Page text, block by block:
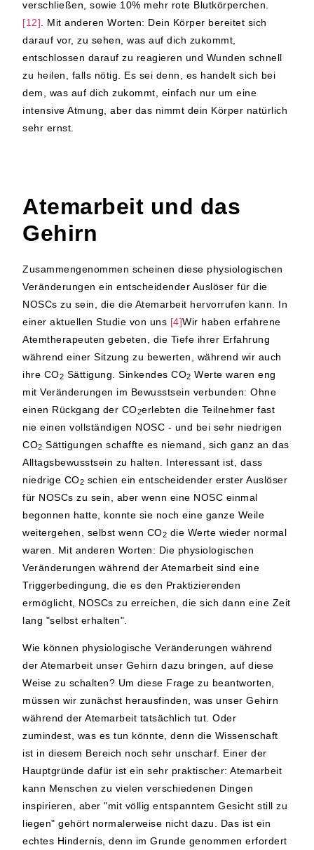
verschließen, sowie 10% mehr rote Blutkörperchen.
[12]. Mit anderen Worten: Dein Körper bereitet sich
darauf vor, zu sehen, was auf dich zukommt,
entschlossen darauf zu reagieren und Wunden schnell
zu heilen, falls nötig. Es sei denn, es handelt sich bei
dem, was auf dich zukommt, einfach nur um eine
intensive Atmung, aber das nimmt dein Körper natürlich
sehr ernst.
Atemarbeit und das
Gehirn
Zusammengenommen scheinen diese physiologischen
Veränderungen ein entscheidender Auslöser für die
NOSCs zu sein, die die Atemarbeit hervorrufen kann. In
einer aktuellen Studie von uns [4]Wir haben erfahrene
Atemtherapeuten gebeten, die Tiefe ihrer Erfahrung
während einer Sitzung zu bewerten, während wir auch
ihre CO2 Sättigung. Sinkendes CO2 Werte waren eng
mit Veränderungen im Bewusstsein verbunden: Ohne
einen Rückgang der CO2erlebten die Teilnehmer fast
nie einen vollständigen NOSC - und bei sehr niedrigen
CO2 Sättigungen schaffte es niemand, sich ganz an das
Alltagsbewusstsein zu halten. Interessant ist, dass
niedrige CO2 schien ein entscheidender erster Auslöser
für NOSCs zu sein, aber wenn eine NOSC einmal
begonnen hatte, konnte sie noch eine ganze Weile
weitergehen, selbst wenn CO2 die Werte wieder normal
waren. Mit anderen Worten: Die physiologischen
Veränderungen während der Atemarbeit sind eine
Triggerbedingung, die es den Praktizierenden
ermöglicht, NOSCs zu erreichen, die sich dann eine Zeit
lang "selbst erhalten".
Wie können physiologische Veränderungen während
der Atemarbeit unser Gehirn dazu bringen, auf diese
Weise zu schalten? Um diese Frage zu beantworten,
müssen wir zunächst herausfinden, was unser Gehirn
während der Atemarbeit tatsächlich tut. Oder
zumindest, was es tun könnte, denn die Wissenschaft
ist in diesem Bereich noch sehr unscharf. Einer der
Hauptgründe dafür ist ein sehr praktischer: Atemarbeit
kann Menschen zu vielen verschiedenen Dingen
inspirieren, aber "mit völlig entspanntem Gesicht still zu
liegen" gehört normalerweise nicht dazu. Das ist ein
echtes Hindernis, denn im Grunde genommen erfordert